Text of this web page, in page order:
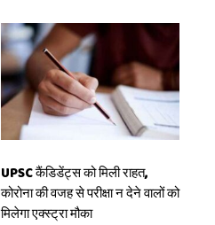
UPSC कैंडिडेंट्स को मिली राहत,
कोरोना की वजह से परीक्षा न देने वालों को
मिलेगा एक्स्ट्रा मौका